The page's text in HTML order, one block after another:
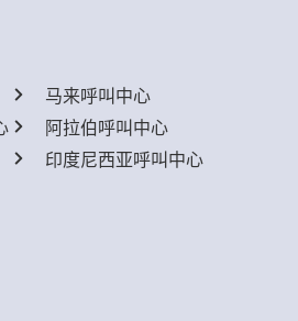
马来呼叫中心
阿拉伯呼叫中心
印度尼西亚呼叫中心